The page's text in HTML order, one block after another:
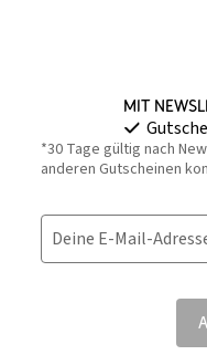
Mit
*30 Tage gültig nach
anderen Gutscheinen
Deine E-Mail-